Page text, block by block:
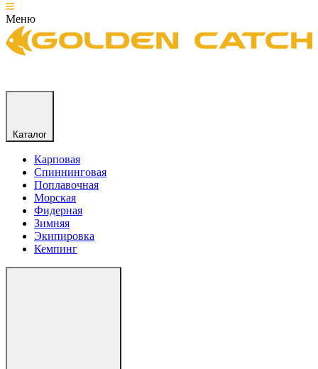
Меню
Каталог
Карповая
Спиннинговая
Поплавочная
Морская
Фидерная
Зимняя
Экипировка
Кемпинг